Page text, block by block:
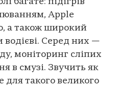
Apple
а також широкий
водієві. Серед них —
моніторинг сліпих
в смузі. Звучить як
для такого великого